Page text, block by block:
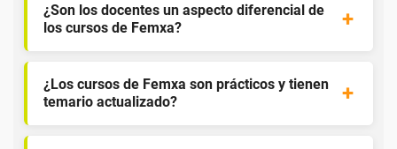
¿Son los docentes un aspecto diferencial de
los cursos de Femxa?
¿Los cursos de Femxa son prácticos y tienen
temario actualizado?